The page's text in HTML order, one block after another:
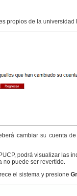
propios de la
cambiar su cuenta
podrá visualizar las
no puede ser revertido.
el sistema y presione